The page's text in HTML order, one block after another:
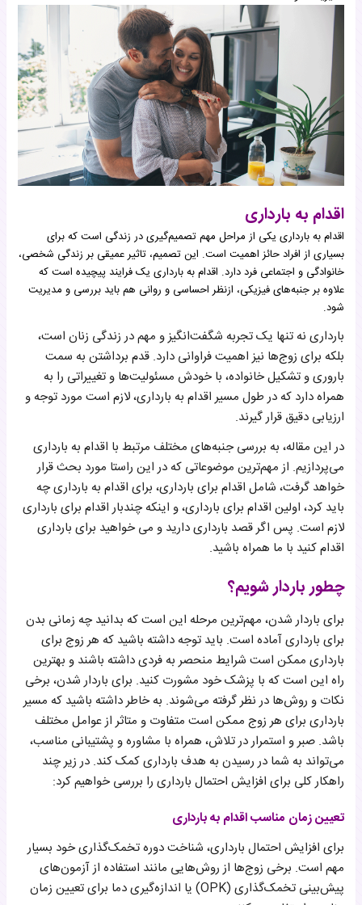
اقدام به بارداری
اقدام به بارداری یکی از مراحل مهم تصمیم‌گیری در زندگی است که برای
بسیاری از افراد حائز اهمیت است. این تصمیم، تاثیر عمیقی بر زندگی شخصی،
خانوادگی و اجتماعی فرد دارد. اقدام به بارداری یک فرایند پیچیده است که
علاوه بر جنبه‌های فیزیکی، ازنظر احساسی و روانی هم باید بررسی و مدیریت
شود.
بارداری نه تنها یک تجربه شگفت‌انگیز و مهم در زندگی زنان است،
بلکه برای زوج‌ها نیز اهمیت فراوانی دارد. قدم برداشتن به سمت
باروری و تشکیل خانواده، با خودش مسئولیت‌ها و تغییراتی را به
همراه دارد که در طول مسیر اقدام به بارداری، لازم است مورد توجه و
ارزیابی دقیق قرار گیرند.
در این مقاله، به بررسی جنبه‌های مختلف مرتبط با اقدام به بارداری
می‌پردازیم. از مهم‌ترین موضوعاتی که در این راستا مورد بحث قرار
خواهد گرفت، شامل اقدام برای بارداری، برای اقدام به بارداری چه
باید کرد، اولین اقدام برای بارداری، و اینکه چندبار اقدام برای بارداری
لازم است. پس اگر قصد بارداری دارید و می خواهید برای بارداری
اقدام کنید با ما همراه باشید.
چطور باردار شویم؟
برای باردار شدن، مهم‌ترین مرحله این است که بدانید چه زمانی بدن
برای بارداری آماده است. باید توجه داشته باشید که هر زوج برای
بارداری ممکن است شرایط منحصر به فردی داشته باشند و بهترین
راه این است که با پزشک خود مشورت کنید. برای باردار شدن، برخی
نکات و روش‌ها در نظر گرفته می‌شوند. به خاطر داشته باشید که مسیر
بارداری برای هر زوج ممکن است متفاوت و متاثر از عوامل مختلف
باشد. صبر و استمرار در تلاش، همراه با مشاوره و پشتیبانی مناسب،
می‌تواند به شما در رسیدن به هدف بارداری کمک کند. در زیر چند
راهکار کلی برای افزایش احتمال بارداری را بررسی خواهیم کرد:
تعیین زمان مناسب اقدام به بارداری
برای افزایش احتمال بارداری، شناخت دوره تخمک‌گذاری خود بسیار
مهم است. برخی زوج‌ها از روش‌هایی مانند استفاده از آزمون‌های
پیش‌بینی تخمک‌گذاری (OPK) یا اندازه‌گیری دما برای تعیین زمان